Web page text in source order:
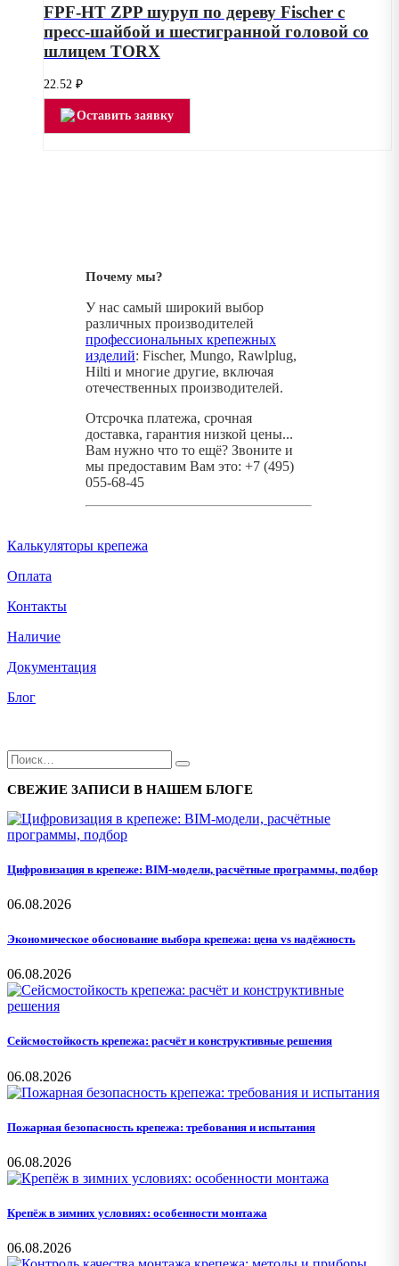
FPF-HT ZPP шуруп по дереву Fischer с
пресс-шайбой и шестигранной головой со
шлицем TORX
22.52 ₽
Оставить заявку
Почему мы?
У нас самый широкий выбор
различных производителей
профессиональных крепежных
изделий: Fischer, Mungo, Rawlplug,
Hilti и многие другие, включая
отечественных производителей.
Отсрочка платежа, срочная
доставка, гарантия низкой цены...
Вам нужно что то ещё? Звоните и
мы предоставим Вам это: +7 (495)
055-68-45
Калькуляторы крепежа
Оплата
Контакты
Наличие
Документация
Блог
СВЕЖИЕ ЗАПИСИ В НАШЕМ БЛОГЕ
Цифровизация в крепеже: BIM-модели, расчётные программы, подбор
06.08.2026
Экономическое обоснование выбора крепежа: цена vs надёжность
06.08.2026
Сейсмостойкость крепежа: расчёт и конструктивные решения
06.08.2026
Пожарная безопасность крепежа: требования и испытания
06.08.2026
Крепёж в зимних условиях: особенности монтажа
06.08.2026